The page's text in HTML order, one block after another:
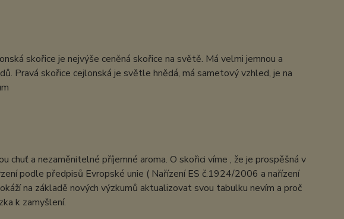
skořice je nejvýše ceněná skořice na světě. Má velmi jemnou a
Pravá skořice cejlonská je světle hnědá, má sametový vzhled, je na
chuť a nezaměnitelné příjemné aroma. O skořici víme , že je prospěšná v
podle předpisů Evropské unie ( Nařízení ES č.1924/2006 a nařízení
na základě nových výzkumů aktualizovat svou tabulku nevím a proč
k zamyšlení.